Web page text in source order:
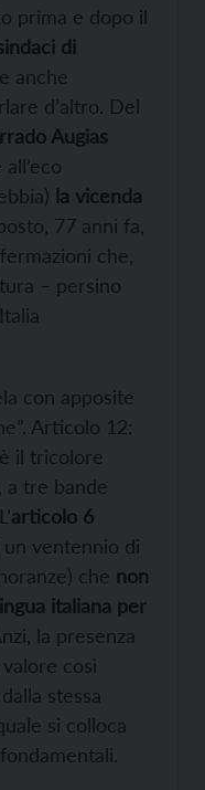
prima e dopo il
di
anche
d’altro. Del
Augias
all’eco
la vicenda
77 anni fa,
che,
– persino
con apposite
Articolo 12:
il tricolore
a tre bande
articolo 6
un ventennio di
che non
italiana per
la presenza
così
stessa
si colloca